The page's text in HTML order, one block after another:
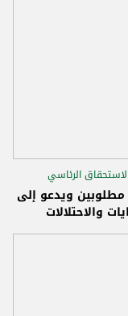
الرئاسي
ويدعو إلى
والاحتلالات